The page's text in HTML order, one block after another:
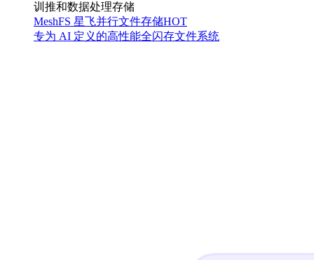
训推和数据处理存储
MeshFS 星飞并行文件存储HOT
专为 AI 定义的高性能全闪存文件系统